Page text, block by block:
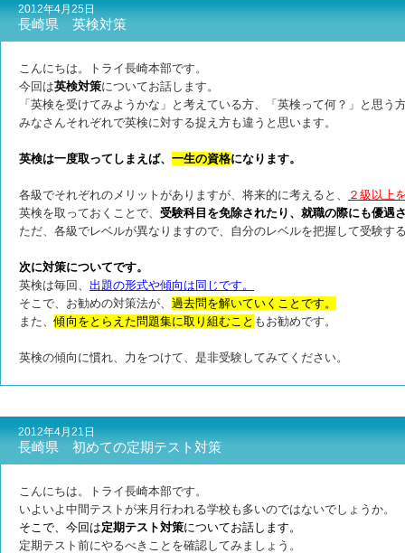
2012年4月25日
長崎県 英検対策
こんにちは。トライ長崎本部です。
今回は英検対策についてお話します。
「英検を受けてみようかな」と考えている方、「英検って何？」と思う
みなさんそれぞれで英検に対する捉え方も違うと思います。
英検は一度取ってしまえば、 一生の資格になります。
各級でそれぞれのメリットがありますが、将来的に考えると、
２級以上
英検を取っておくことで、 受験科目を免除されたり、就職の際にも優遇
ただ、各級でレベルが異なりますので、自分のレベルを把握して受験す
次に対策についてです。
英検は毎回、 出題の形式や傾向は同じです。
そこで、お勧めの対策法が、 過去問を解いていくことです。
また、傾向をとらえた問題集に取り組むこと もお勧めです。
英検の傾向に慣れ、力をつけて、是非受験してみてください。
2012年4月21日
長崎県 初めての定期テスト対策
こんにちは。トライ長崎本部です。
いよいよ中間テストが来月行われる学校も多いのではないでしょうか。
そこで、今回は定期テスト対策についてお話します。
定期テスト前にやるべきことを確認してみましょう。